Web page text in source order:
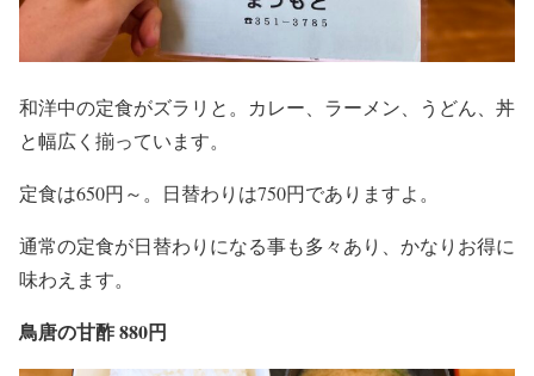
和洋中の定食がズラリと。カレー、ラーメン、うどん、丼
と幅広く揃っています。
定食は650円～。日替わりは750円でありますよ。
通常の定食が日替わりになる事も多々あり、かなりお得に
味わえます。
鳥唐の甘酢 880円